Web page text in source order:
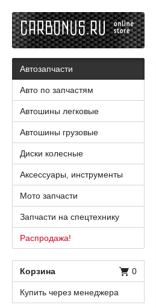
Автозапчасти
Авто по запчастям
Автошины легковые
Автошины грузовые
Диски колесные
Аксессуары, инструменты
Мото запчасти
Запчасти на спецтехнику
Распродажа!
Корзина 0
Купить через менеджера